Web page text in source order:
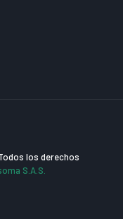
los derechos
S.A.S.